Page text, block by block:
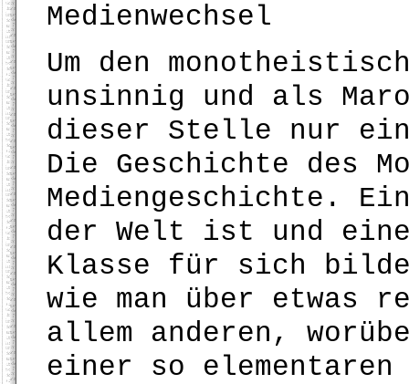
Medienwechsel
Um den
unsinnig und als
dieser Stelle nur
Die Geschichte des
Mediengeschichte.
der Welt ist und
Klasse für sich
wie man über etwas
allem anderen,
einer so